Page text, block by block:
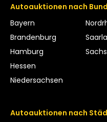
Autoauktionen nach
Bayern
Brandenburg
Hamburg
Hessen
Niedersachsen
Autoauktionen nach